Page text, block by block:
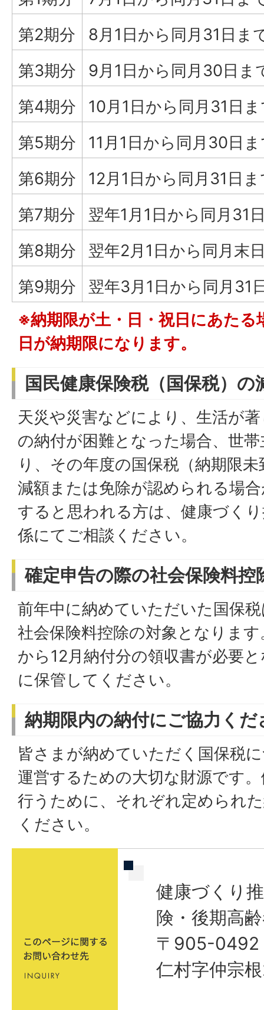
第2期分
8月1日から同月31日ま
第3期分
9月1日から同月30日ま
第4期分
10月1日から同月31日
第5期分
11月1日から同月30日
第6期分
12月1日から同月31日
第7期分
翌年1月1日から同月31
第8期分
翌年2月1日から同月末
第9期分
翌年3月1日から同月31
※納期限が土・日・祝日にあたる
日が納期限になります。
国民健康保険税（国保税）の
天災や災害などにより、生活が
の納付が困難となった場合、世
り、その年度の国保税（納期限
減額または免除が認められる場
すると思われる方は、健康づく
係にてご相談ください。
確定申告の際の社会保険料控
前年中に納めていただいた国保
社会保険料控除の対象となりま
から12月納付分の領収書が必要
に保管してください。
納期限内の納付にご協力くだ
皆さまが納めていただく国保税
運営するための大切な財源です
行うために、それぞれ定められ
ください。
健康づくり
険・後期高
〒905-0492
仁村字仲宗